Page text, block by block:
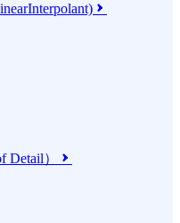

） 